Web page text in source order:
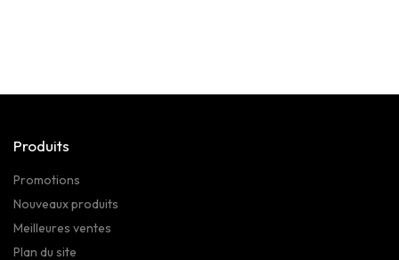
Produits
Promotions
Nouveaux produits
Meilleures ventes
Plan du site